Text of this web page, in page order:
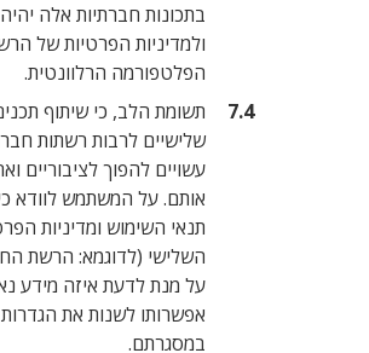
בתכונות חברתיות אלה יהיה כפוף לתנאי השימוש
ולמדיניות הפרטיות של הרשת החברתית או
הפלטפורמה הרלוונטית.
תשומת הלב, כי שיתוף תכנים באמצעות צדדים
שלישיים לרבות רשתות חברתיות או פלטפורמות,
עשויים להפוך לציבוריים ואחרים עשויים לפרסם
אותם. על המשתמש לוודא כי הוא קרא והבין את
תנאי השימוש ומדיניות הפרטיות של הצד
השלישי (לדוגמא: הרשת החברתית הרלוונטית)
על מנת לדעת איזה מידע נאסף לגביו ובדבר
אפשרותו לשנות את הגדרות הפרטיות שלו